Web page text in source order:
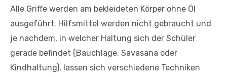
Alle Griffe werden am bekleideten Körper ohne Öl
ausgeführt. Hilfsmittel werden nicht gebraucht und
je nachdem, in welcher Haltung sich der Schüler
gerade befindet (Bauchlage, Savasana oder
Kindhaltung), lassen sich verschiedene Techniken